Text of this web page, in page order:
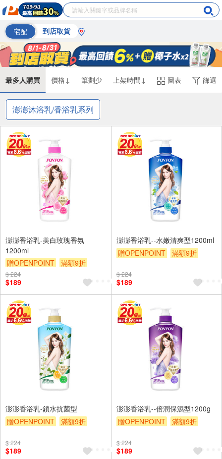
宅配 到店取貨
最多人購買 價格↓ 筆劃少 上架時間↓ 圖表 篩選
澎澎沐浴乳/香浴乳系列
澎澎香浴乳-美白玫瑰香氛
1200ml
贈OPENPOINT
滿額9折
贈$200
$ 224
$189
澎澎香浴乳--水嫩清爽型1200ml
贈OPENPOINT
滿額9折
$ 224
$189
澎澎香浴乳-鎖水抗菌型
贈OPENPOINT
滿額9折
$ 224
$189
澎澎香浴乳--倍潤保濕型1200g
贈OPENPOINT
滿額9折
$ 224
$189